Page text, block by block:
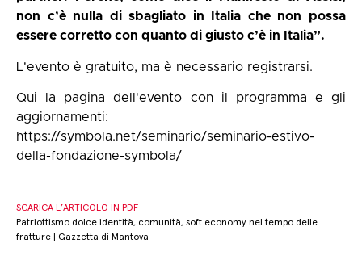
non c’è nulla di sbagliato in Italia che non possa
essere corretto con quanto di giusto c’è in Italia”.
L'evento è gratuito, ma è necessario registrarsi.
Qui la pagina dell'evento con il programma e gli
aggiornamenti:
https://symbola.net/seminario/seminario-estivo-
della-fondazione-symbola/
SCARICA L’ARTICOLO IN PDF
Patriottismo dolce identità, comunità, soft economy nel tempo delle
fratture | Gazzetta di Mantova